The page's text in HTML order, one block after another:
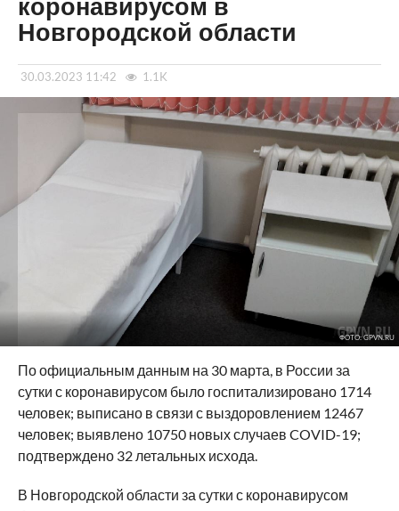
коронавирусом в
Новгородской области
30.03.2023 11:42 1.1K
ФОТО: GPVN.RU
По официальным данным на 30 марта, в России за
сутки с коронавирусом было госпитализировано 1714
человек; выписано в связи с выздоровлением 12467
человек; выявлено 10750 новых случаев COVID-19;
подтверждено 32 летальных исхода.
В Новгородской области за сутки с коронавирусом